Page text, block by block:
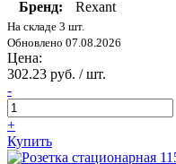
Бренд:
Rexant
На складе 3 шт.
Обновлено 07.08.2026
Цена:
302.23 руб. / шт.
-
+
Купить